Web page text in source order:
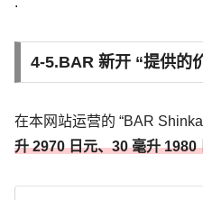
4-5.BAR 新开 “提供的
在本网站运营的 “BAR
升 2970 日元、30 毫升 1980